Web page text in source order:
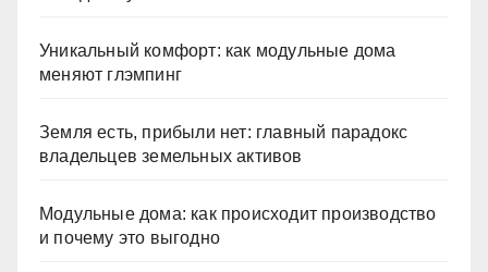
Уникальный комфорт: как модульные дома
меняют глэмпинг
Земля есть, прибыли нет: главный парадокс
владельцев земельных активов
Модульные дома: как происходит производство
и почему это выгодно